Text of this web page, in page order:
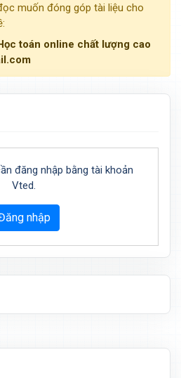
muốn đóng góp tài liệu cho
toán online chất lượng cao
đăng nhập bằng tài khoản
Vted.
nhập